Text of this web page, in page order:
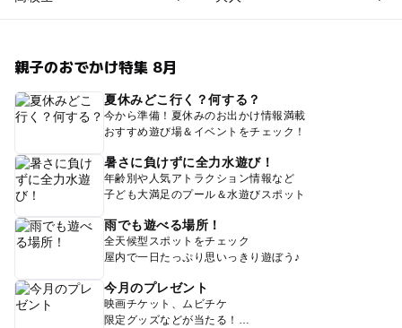
親子のおでかけ特集 8月
夏休みどこ行く？何する？
今から準備！夏休みのお出かけ情報満載
おすすめ遊び場＆イベントをチェック！
暑さに負けずに全力水遊び！
年齢別や人気アトラクション情報など
子ども大満足のプール＆水遊びスポット
雨でも遊べる場所！
全天候型スポットをチェック
屋内で一日たっぷり思いっきり遊ぼう♪
今月のプレゼント
映画チケット、ムビチケ
限定グッズなどが当たる！